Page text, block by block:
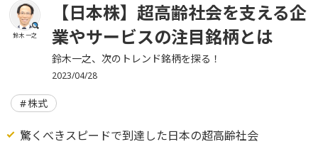
鈴木 一之
【日本株】超高齢社会を支える企
業やサービスの注目銘柄とは
鈴木一之、次のトレンド銘柄を探る！
2023/04/28
株式
驚くべきスピードで到達した日本の超高齢社会